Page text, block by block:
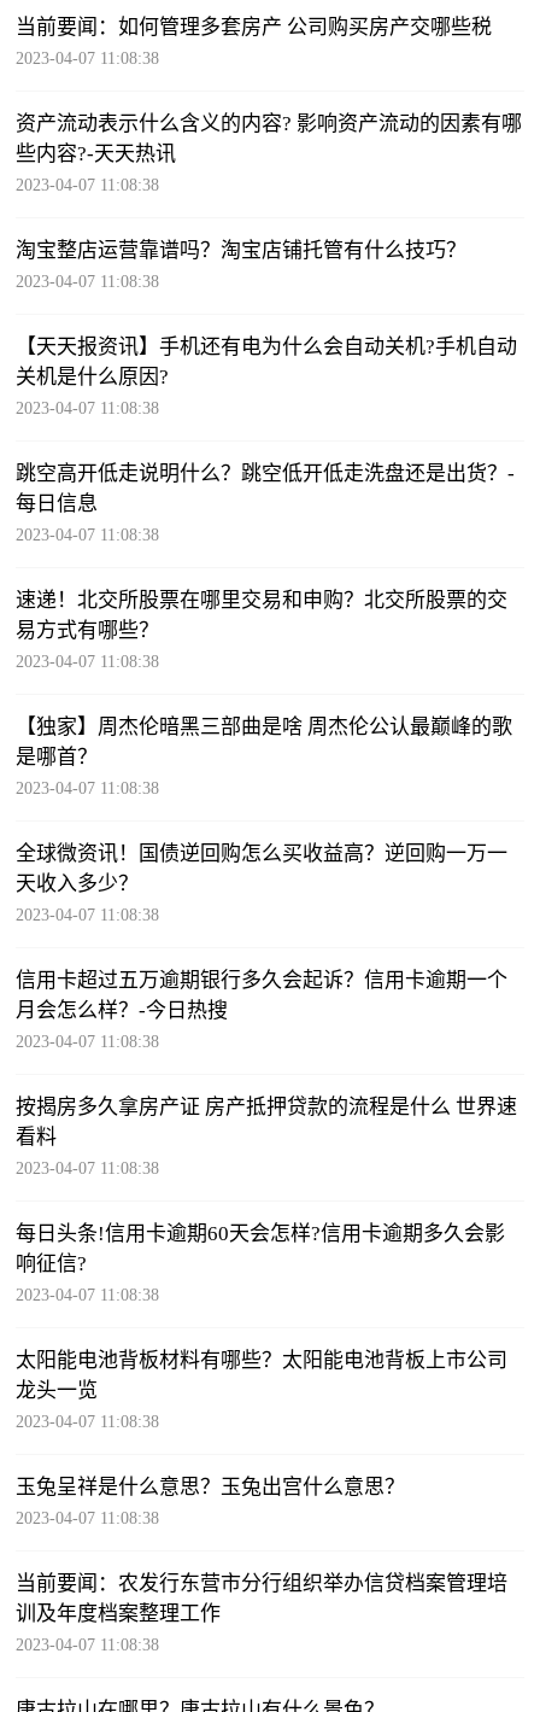
当前要闻：如何管理多套房产 公司购买房产交哪些税
2023-04-07 11:08:38
​资产流动表示什么含义的内容? 影响资产流动的因素有哪
些内容?-天天热讯
2023-04-07 11:08:38
淘宝整店运营靠谱吗？淘宝店铺托管有什么技巧？
2023-04-07 11:08:38
【天天报资讯】手机还有电为什么会自动关机?手机自动
关机是什么原因?
2023-04-07 11:08:38
跳空高开低走说明什么？跳空低开低走洗盘还是出货？-
每日信息
2023-04-07 11:08:38
速递！北交所股票在哪里交易和申购？北交所股票的交
易方式有哪些？
2023-04-07 11:08:38
【独家】周杰伦暗黑三部曲是啥 周杰伦公认最巅峰的歌
是哪首？
2023-04-07 11:08:38
全球微资讯！国债逆回购怎么买收益高？逆回购一万一
天收入多少？
2023-04-07 11:08:38
信用卡超过五万逾期银行多久会起诉？信用卡逾期一个
月会怎么样？-今日热搜
2023-04-07 11:08:38
按揭房多久拿房产证 房产抵押贷款的流程是什么 世界速
看料
2023-04-07 11:08:38
每日头条!信用卡逾期60天会怎样?信用卡逾期多久会影
响征信?
2023-04-07 11:08:38
太阳能电池背板材料有哪些？太阳能电池背板上市公司
龙头一览
2023-04-07 11:08:38
玉兔呈祥是什么意思？玉兔出宫什么意思？
2023-04-07 11:08:38
当前要闻：农发行东营市分行组织举办信贷档案管理培
训及年度档案整理工作
2023-04-07 11:08:38